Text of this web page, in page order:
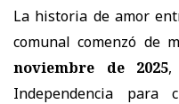
La historia de amor
comunal comenzó de
noviembre de 2025,
Independencia